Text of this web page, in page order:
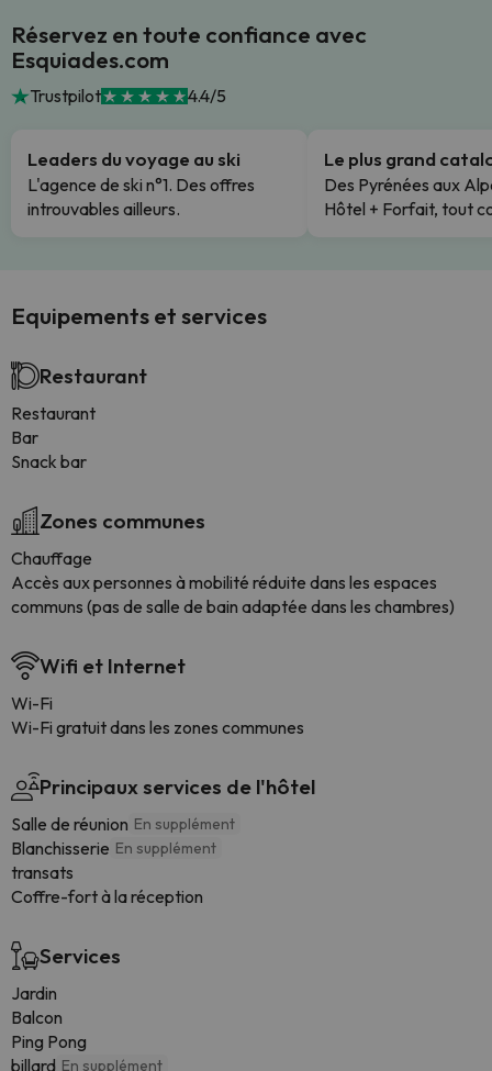
Réservez en toute confiance avec
Esquiades.com
Trustpilot 4.4/5
Leaders du voyage au ski
L'agence de ski n°1. Des offres
introuvables ailleurs.
Le plus grand
Des Pyrénées aux
Hôtel + Forfait, tout
Equipements et services
Restaurant
Restaurant
Bar
Snack bar
Zones communes
Chauffage
Accès aux personnes à mobilité réduite dans les espaces
communs (pas de salle de bain adaptée dans les chambres)
Wifi et Internet
Wi-Fi
Wi-Fi gratuit dans les zones communes
Principaux services de l'hôtel
Salle de réunion En supplément
Blanchisserie En supplément
transats
Coffre-fort à la réception
Services
Jardin
Balcon
Ping Pong
billard En supplément